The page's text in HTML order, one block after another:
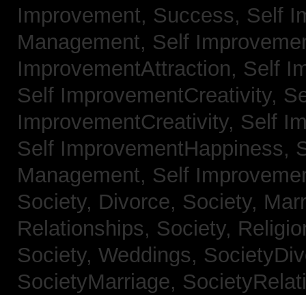
Improvement, Success, Self
Management, Self
ImprovementAttraction, Self
Self ImprovementCreativity,
ImprovementCreativity, Self
Self ImprovementHappiness,
Management, Self
Society, Divorce, Society,
Relationships, Society,
Society, Weddings,
SocietyMarriage,